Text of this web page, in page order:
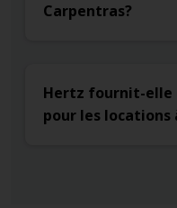
Carpentras?
Hertz fournit-elle
pour les locations